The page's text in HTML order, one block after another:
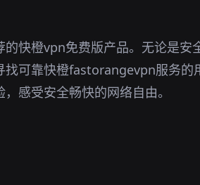
快橙vpn免费版产品。无论是安
可靠快橙fastorangevpn服务的
感受安全畅快的网络自由。